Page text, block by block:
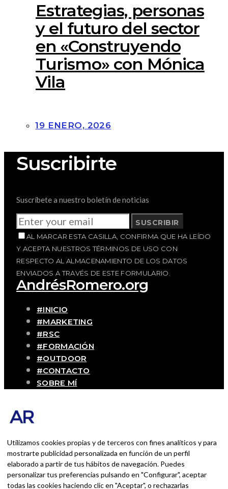
Estrategias, personas
y el futuro del sector
en «Construyendo
Turismo» con Mónica
Vila
19 ENERO, 2026
Suscribirte
Suscríbete a nuestro boletín de noticias
SUSCRIBIR
AL MARCAR ESTA CASILLA, CONFIRMA QUE HA LEÍDO
Y ACEPTA NUESTROS TÉRMINOS DE USO CON
RESPECTO AL ALMACENAMIENTO DE LOS DATOS
ENVIADOS A TRAVÉS DE ESTE FORMULARIO.
AndrésRomero.org
#INICIO
#MARKETING
#RSC
#FORMACIÓN
#OUTDOOR
#CONTACTO
SOBRE MÍ
Romero. Experiencias personales y
con lo que hace cada día
BUSCAR POR:
BUSCAR
Utilizamos cookies propias y de terceros con fines analíticos y para
mostrarte publicidad personalizada en función de un perfil
elaborado a partir de tus hábitos de navegación. Puedes
personalizar tus preferencias pulsando en "Configurar", aceptar
todas las cookies haciendo clic en "Aceptar", o rechazarlas